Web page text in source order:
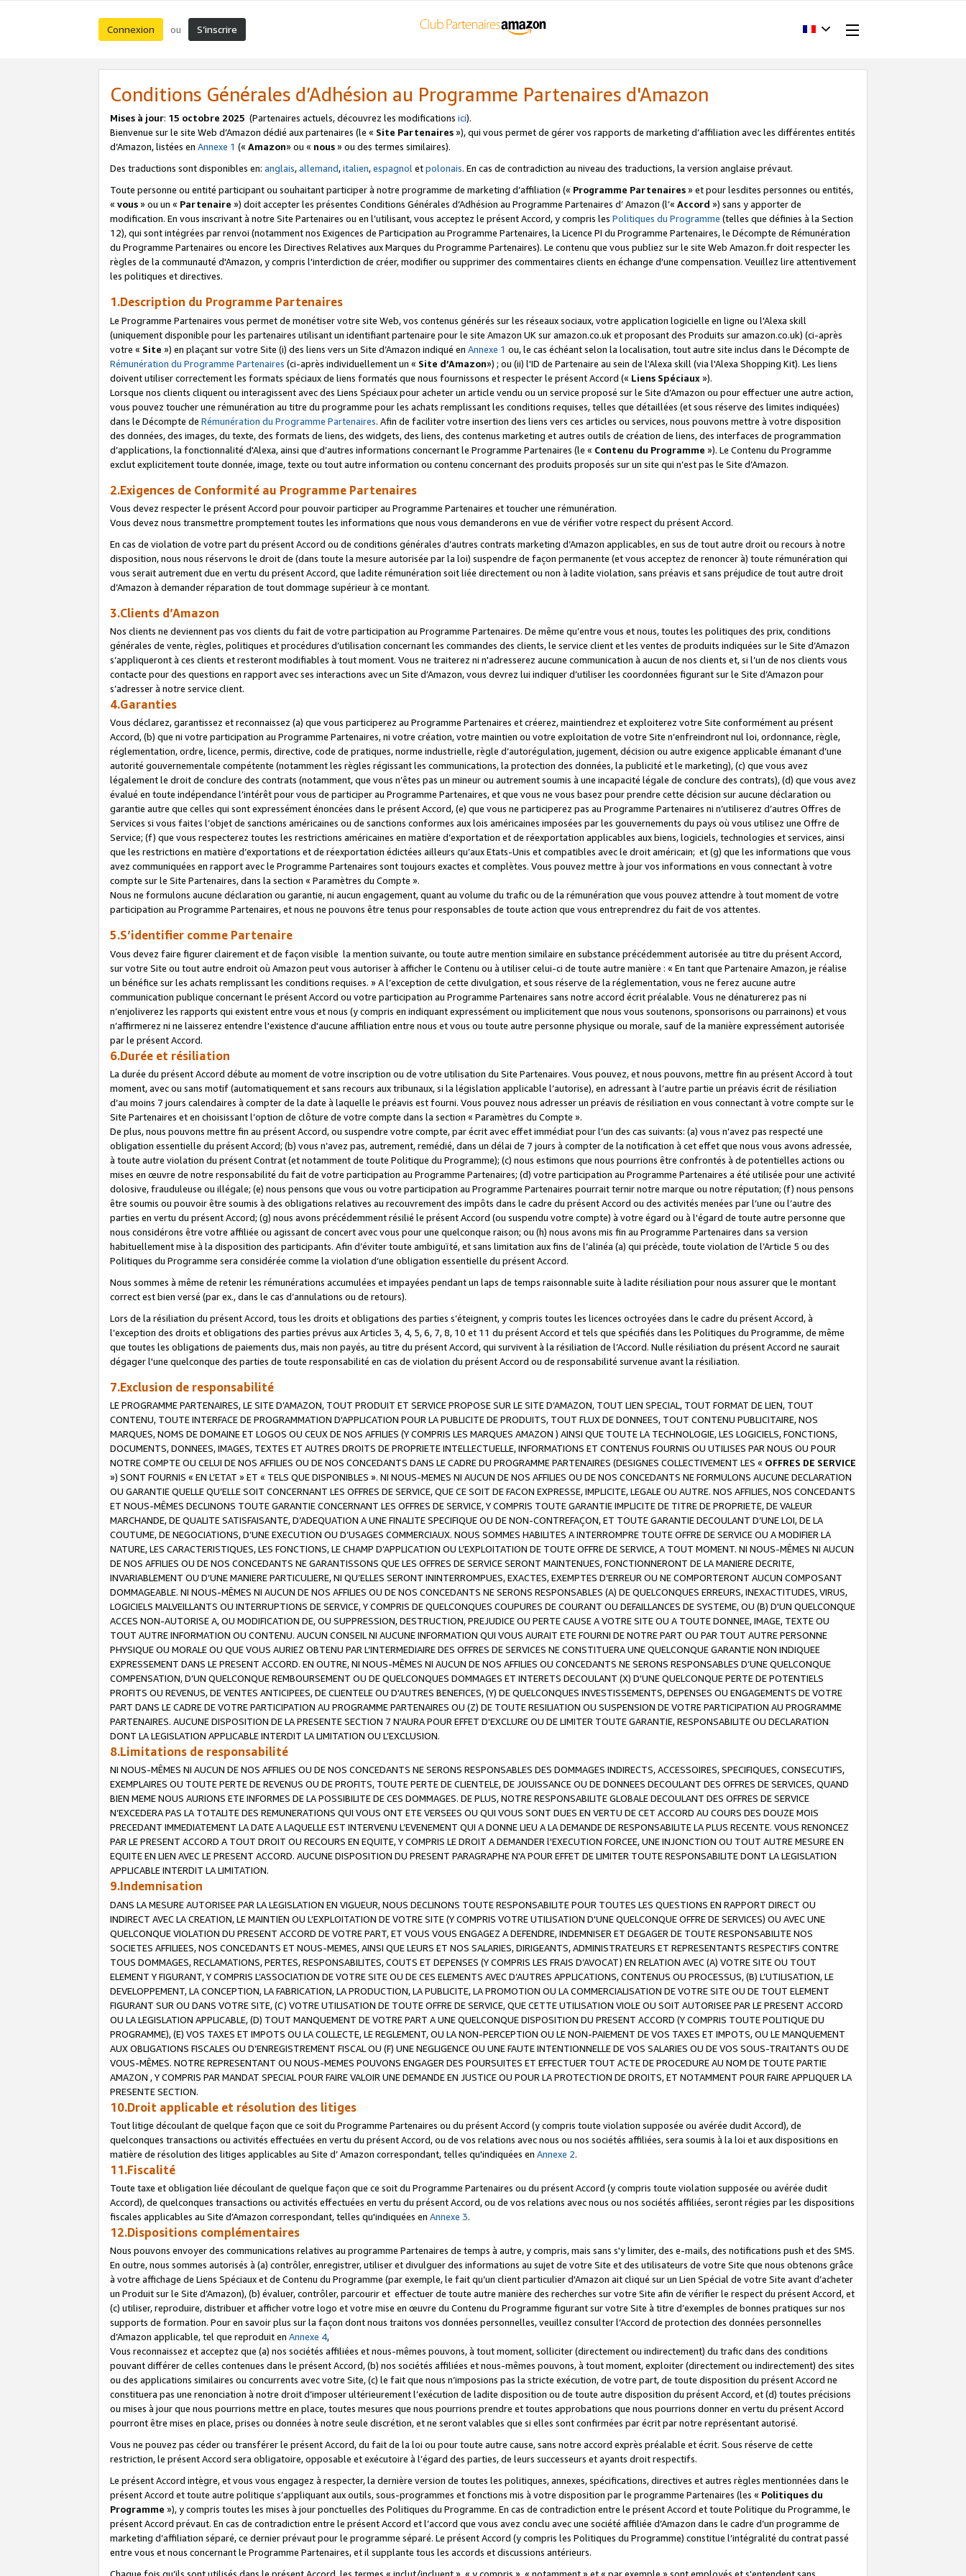
Connexion ou S’inscrire
Conditions Générales d’Adhésion au Programme Partenaires d'Amazon
Mises à jour: 15 octobre 2025 (Partenaires actuels, découvrez les modifications ici).
Bienvenue sur le site Web d’Amazon dédié aux partenaires (le « Site Partenaires»), qui vous permet de gérer vos rapports de marketing d’affiliation avec les différentes entités
d’Amazon, listées en Annexe 1 (« Amazon» ou « nous» ou des termes similaires).
Des traductions sont disponibles en: anglais,allemand,italien,espagnoletpolonais. En cas de contradiction au niveau des traductions, la version anglaise prévaut.
Toute personne ou entité participant ou souhaitant participer à notre programme de marketing d’affiliation (« Programme Partenaires» et pour lesdites personnes ou entités,
« vous» ou un « Partenaire ») doit accepter les présentes Conditions Générales d’Adhésion au Programme Partenaires d’ Amazon (l’« Accord ») sans y apporter de
modification. En vous inscrivant à notre Site Partenaires ou en l’utilisant, vous acceptez le présent Accord, y compris les Politiques du Programme (telles que définies à la Section
12), qui sont intégrées par renvoi (notamment nos Exigences de Participation au Programme Partenaires, la Licence PI du Programme Partenaires, le Décompte de Rémunération
du Programme Partenaires ou encore les Directives Relatives aux Marques du Programme Partenaires). Le contenu que vous publiez sur le site Web Amazon.fr doit respecter les
règles de la communauté d'Amazon, y compris l'interdiction de créer, modifier ou supprimer des commentaires clients en échange d'une compensation. Veuillez lire attentivement
les politiques et directives.
1.Description du Programme Partenaires
Le Programme Partenaires vous permet de monétiser votre site Web, vos contenus générés sur les réseaux sociaux, votre application logicielle en ligne ou l'Alexa skill
(uniquement disponible pour les partenaires utilisant un identifiant partenaire pour le site Amazon UK sur amazon.co.uk et proposant des Produits sur amazon.co.uk) (ci-après
votre « Site ») en plaçant sur votre Site (i) des liens vers un Site d’Amazon indiqué en Annexe 1 ou, le cas échéant selon la localisation, tout autre site inclus dans le Décompte de
Rémunération du Programme Partenaires (ci-après individuellement un « Site d’Amazon») ; ou (ii) l'ID de Partenaire au sein de l'Alexa skill (via l'Alexa Shopping Kit). Les liens
doivent utiliser correctement les formats spéciaux de liens formatés que nous fournissons et respecter le présent Accord (« Liens Spéciaux»).
Lorsque nos clients cliquent ou interagissent avec des Liens Spéciaux pour acheter un article vendu ou un service proposé sur le Site d’Amazon ou pour effectuer une autre action,
vous pouvez toucher une rémunération au titre du programme pour les achats remplissant les conditions requises, telles que détaillées (et sous réserve des limites indiquées)
dans le Décompte de Rémunération du Programme Partenaires. Afin de faciliter votre insertion des liens vers ces articles ou services, nous pouvons mettre à votre disposition
des données, des images, du texte, des formats de liens, des widgets, des liens, des contenus marketing et autres outils de création de liens, des interfaces de programmation
d’applications, la fonctionnalité d'Alexa, ainsi que d’autres informations concernant le Programme Partenaires (le « Contenu du Programme »). Le Contenu du Programme
exclut explicitement toute donnée, image, texte ou tout autre information ou contenu concernant des produits proposés sur un site qui n’est pas le Site d’Amazon.
2.Exigences de Conformité au Programme Partenaires
Vous devez respecter le présent Accord pour pouvoir participer au Programme Partenaires et toucher une rémunération.
Vous devez nous transmettre promptement toutes les informations que nous vous demanderons en vue de vérifier votre respect du présent Accord.
En cas de violation de votre part du présent Accord ou de conditions générales d’autres contrats marketing d’Amazon applicables, en sus de tout autre droit ou recours à notre
disposition, nous nous réservons le droit de (dans toute la mesure autorisée par la loi) suspendre de façon permanente (et vous acceptez de renoncer à) toute rémunération qui
vous serait autrement due en vertu du présent Accord, que ladite rémunération soit liée directement ou non à ladite violation, sans préavis et sans préjudice de tout autre droit
d’Amazon à demander réparation de tout dommage supérieur à ce montant.
3.Clients d’Amazon
Nos clients ne deviennent pas vos clients du fait de votre participation au Programme Partenaires. De même qu’entre vous et nous, toutes les politiques des prix, conditions
générales de vente, règles, politiques et procédures d’utilisation concernant les commandes des clients, le service client et les ventes de produits indiquées sur le Site d’Amazon
s’appliqueront à ces clients et resteront modifiables à tout moment. Vous ne traiterez ni n'adresserez aucune communication à aucun de nos clients et, si l’un de nos clients vous
contacte pour des questions en rapport avec ses interactions avec un Site d’Amazon, vous devrez lui indiquer d’utiliser les coordonnées figurant sur le Site d’Amazon pour
s’adresser à notre service client.
4.Garanties
Vous déclarez, garantissez et reconnaissez (a) que vous participerez au Programme Partenaires et créerez, maintiendrez et exploiterez votre Site conformément au présent
Accord, (b) que ni votre participation au Programme Partenaires, ni votre création, votre maintien ou votre exploitation de votre Site n’enfreindront nul loi, ordonnance, règle,
réglementation, ordre, licence, permis, directive, code de pratiques, norme industrielle, règle d’autorégulation, jugement, décision ou autre exigence applicable émanant d’une
autorité gouvernementale compétente (notamment les règles régissant les communications, la protection des données, la publicité et le marketing), (c) que vous avez
légalement le droit de conclure des contrats (notamment, que vous n’êtes pas un mineur ou autrement soumis à une incapacité légale de conclure des contrats), (d) que vous avez
évalué en toute indépendance l’intérêt pour vous de participer au Programme Partenaires, et que vous ne vous basez pour prendre cette décision sur aucune déclaration ou
garantie autre que celles qui sont expressément énoncées dans le présent Accord, (e) que vous ne participerez pas au Programme Partenaires ni n’utiliserez d’autres Offres de
Services si vous faites l’objet de sanctions américaines ou de sanctions conformes aux lois américaines imposées par les gouvernements du pays où vous utilisez une Offre de
Service; (f) que vous respecterez toutes les restrictions américaines en matière d’exportation et de réexportation applicables aux biens, logiciels, technologies et services, ainsi
que les restrictions en matière d’exportations et de réexportation édictées ailleurs qu’aux Etats-Unis et compatibles avec le droit américain; et (g) que les informations que vous
avez communiquées en rapport avec le Programme Partenaires sont toujours exactes et complètes. Vous pouvez mettre à jour vos informations en vous connectant à votre
compte sur le Site Partenaires, dans la section « Paramètres du Compte ».
Nous ne formulons aucune déclaration ou garantie, ni aucun engagement, quant au volume du trafic ou de la rémunération que vous pouvez attendre à tout moment de votre
participation au Programme Partenaires, et nous ne pouvons être tenus pour responsables de toute action que vous entreprendrez du fait de vos attentes.
5.S’identifier comme Partenaire
Vous devez faire figurer clairement et de façon visible la mention suivante, ou toute autre mention similaire en substance précédemment autorisée au titre du présent Accord,
sur votre Site ou tout autre endroit où Amazon peut vous autoriser à afficher le Contenu ou à utiliser celui-ci de toute autre manière : « En tant que Partenaire Amazon, je réalise
un bénéfice sur les achats remplissant les conditions requises. » A l’exception de cette divulgation, et sous réserve de la réglementation, vous ne ferez aucune autre
communication publique concernant le présent Accord ou votre participation au Programme Partenaires sans notre accord écrit préalable. Vous ne dénaturerez pas ni
n’enjoliverez les rapports qui existent entre vous et nous (y compris en indiquant expressément ou implicitement que nous vous soutenons, sponsorisons ou parrainons) et vous
n’affirmerez ni ne laisserez entendre l'existence d'aucune affiliation entre nous et vous ou toute autre personne physique ou morale, sauf de la manière expressément autorisée
par le présent Accord.
6.Durée et résiliation
La durée du présent Accord débute au moment de votre inscription ou de votre utilisation du Site Partenaires. Vous pouvez, et nous pouvons, mettre fin au présent Accord à tout
moment, avec ou sans motif (automatiquement et sans recours aux tribunaux, si la législation applicable l’autorise), en adressant à l’autre partie un préavis écrit de résiliation
d’au moins 7 jours calendaires à compter de la date à laquelle le préavis est fourni. Vous pouvez nous adresser un préavis de résiliation en vous connectant à votre compte sur le
Site Partenaires et en choisissant l’option de clôture de votre compte dans la section « Paramètres du Compte ».
De plus, nous pouvons mettre fin au présent Accord, ou suspendre votre compte, par écrit avec effet immédiat pour l’un des cas suivants: (a) vous n’avez pas respecté une
obligation essentielle du présent Accord; (b) vous n’avez pas, autrement, remédié, dans un délai de 7 jours à compter de la notification à cet effet que nous vous avons adressée,
à toute autre violation du présent Contrat (et notamment de toute Politique du Programme); (c) nous estimons que nous pourrions être confrontés à de potentielles actions ou
mises en œuvre de notre responsabilité du fait de votre participation au Programme Partenaires; (d) votre participation au Programme Partenaires a été utilisée pour une activité
dolosive, frauduleuse ou illégale; (e) nous pensons que vous ou votre participation au Programme Partenaires pourrait ternir notre marque ou notre réputation; (f) nous pensons
être soumis ou pouvoir être soumis à des obligations relatives au recouvrement des impôts dans le cadre du présent Accord ou des activités menées par l’une ou l’autre des
parties en vertu du présent Accord; (g) nous avons précédemment résilié le présent Accord (ou suspendu votre compte) à votre égard ou à l'égard de toute autre personne que
nous considérons être votre affiliée ou agissant de concert avec vous pour une quelconque raison; ou (h) nous avons mis fin au Programme Partenaires dans sa version
habituellement mise à la disposition des participants. Afin d’éviter toute ambiguïté, et sans limitation aux fins de l’alinéa (a) qui précède, toute violation de l’Article 5 ou des
Politiques du Programme sera considérée comme la violation d’une obligation essentielle du présent Accord.
Nous sommes à même de retenir les rémunérations accumulées et impayées pendant un laps de temps raisonnable suite à ladite résiliation pour nous assurer que le montant
correct est bien versé (par ex., dans le cas d’annulations ou de retours).
Lors de la résiliation du présent Accord, tous les droits et obligations des parties s’éteignent, y compris toutes les licences octroyées dans le cadre du présent Accord, à
l’exception des droits et obligations des parties prévus aux Articles 3, 4, 5, 6, 7, 8, 10 et 11 du présent Accord et tels que spécifiés dans les Politiques du Programme, de même
que toutes les obligations de paiements dus, mais non payés, au titre du présent Accord, qui survivent à la résiliation de l’Accord. Nulle résiliation du présent Accord ne saurait
dégager l'une quelconque des parties de toute responsabilité en cas de violation du présent Accord ou de responsabilité survenue avant la résiliation.
7.Exclusion de responsabilité
LE PROGRAMME PARTENAIRES, LE SITE D’AMAZON, TOUT PRODUIT ET SERVICE PROPOSE SUR LE SITE D’AMAZON, TOUT LIEN SPECIAL, TOUT FORMAT DE LIEN, TOUT
CONTENU, TOUTE INTERFACE DE PROGRAMMATION D'APPLICATION POUR LA PUBLICITE DE PRODUITS, TOUT FLUX DE DONNEES, TOUT CONTENU PUBLICITAIRE, NOS
MARQUES, NOMS DE DOMAINE ET LOGOS OU CEUX DE NOS AFFILIES (Y COMPRIS LES MARQUES AMAZON ) AINSI QUE TOUTE LA TECHNOLOGIE, LES LOGICIELS, FONCTIONS,
DOCUMENTS, DONNEES, IMAGES, TEXTES ET AUTRES DROITS DE PROPRIETE INTELLECTUELLE, INFORMATIONS ET CONTENUS FOURNIS OU UTILISES PAR NOUS OU POUR
NOTRE COMPTE OU CELUI DE NOS AFFILIES OU DE NOS CONCEDANTS DANS LE CADRE DU PROGRAMME PARTENAIRES (DESIGNES COLLECTIVEMENT LES « OFFRES DE SERVICE
») SONT FOURNIS « EN L’ETAT » ET « TELS QUE DISPONIBLES ». NI NOUS-MEMES NI AUCUN DE NOS AFFILIES OU DE NOS CONCEDANTS NE FORMULONS AUCUNE DECLARATION
OU GARANTIE QUELLE QU’ELLE SOIT CONCERNANT LES OFFRES DE SERVICE, QUE CE SOIT DE FACON EXPRESSE, IMPLICITE, LEGALE OU AUTRE. NOS AFFILIES, NOS CONCEDANTS
ET NOUS-MÊMES DECLINONS TOUTE GARANTIE CONCERNANT LES OFFRES DE SERVICE, Y COMPRIS TOUTE GARANTIE IMPLICITE DE TITRE DE PROPRIETE, DE VALEUR
MARCHANDE, DE QUALITE SATISFAISANTE, D’ADEQUATION A UNE FINALITE SPECIFIQUE OU DE NON-CONTREFAÇON, ET TOUTE GARANTIE DECOULANT D’UNE LOI, DE LA
COUTUME, DE NEGOCIATIONS, D’UNE EXECUTION OU D’USAGES COMMERCIAUX. NOUS SOMMES HABILITES A INTERROMPRE TOUTE OFFRE DE SERVICE OU A MODIFIER LA
NATURE, LES CARACTERISTIQUES, LES FONCTIONS, LE CHAMP D’APPLICATION OU L’EXPLOITATION DE TOUTE OFFRE DE SERVICE, A TOUT MOMENT. NI NOUS-MÊMES NI AUCUN
DE NOS AFFILIES OU DE NOS CONCEDANTS NE GARANTISSONS QUE LES OFFRES DE SERVICE SERONT MAINTENUES, FONCTIONNERONT DE LA MANIERE DECRITE,
INVARIABLEMENT OU D’UNE MANIERE PARTICULIERE, NI QU’ELLES SERONT ININTERROMPUES, EXACTES, EXEMPTES D’ERREUR OU NE COMPORTERONT AUCUN COMPOSANT
DOMMAGEABLE. NI NOUS-MÊMES NI AUCUN DE NOS AFFILIES OU DE NOS CONCEDANTS NE SERONS RESPONSABLES (A) DE QUELCONQUES ERREURS, INEXACTITUDES, VIRUS,
LOGICIELS MALVEILLANTS OU INTERRUPTIONS DE SERVICE, Y COMPRIS DE QUELCONQUES COUPURES DE COURANT OU DEFAILLANCES DE SYSTEME, OU (B) D'UN QUELCONQUE
ACCES NON-AUTORISE A, OU MODIFICATION DE, OU SUPPRESSION, DESTRUCTION, PREJUDICE OU PERTE CAUSE A VOTRE SITE OU A TOUTE DONNEE, IMAGE, TEXTE OU
TOUT AUTRE INFORMATION OU CONTENU. AUCUN CONSEIL NI AUCUNE INFORMATION QUI VOUS AURAIT ETE FOURNI DE NOTRE PART OU PAR TOUT AUTRE PERSONNE
PHYSIQUE OU MORALE OU QUE VOUS AURIEZ OBTENU PAR L’INTERMEDIAIRE DES OFFRES DE SERVICES NE CONSTITUERA UNE QUELCONQUE GARANTIE NON INDIQUEE
EXPRESSEMENT DANS LE PRESENT ACCORD. EN OUTRE, NI NOUS-MÊMES NI AUCUN DE NOS AFFILIES OU CONCEDANTS NE SERONS RESPONSABLES D’UNE QUELCONQUE
COMPENSATION, D’UN QUELCONQUE REMBOURSEMENT OU DE QUELCONQUES DOMMAGES ET INTERETS DECOULANT (X) D'UNE QUELCONQUE PERTE DE POTENTIELS
PROFITS OU REVENUS, DE VENTES ANTICIPEES, DE CLIENTELE OU D'AUTRES BENEFICES, (Y) DE QUELCONQUES INVESTISSEMENTS, DEPENSES OU ENGAGEMENTS DE VOTRE
PART DANS LE CADRE DE VOTRE PARTICIPATION AU PROGRAMME PARTENAIRES OU (Z) DE TOUTE RESILIATION OU SUSPENSION DE VOTRE PARTICIPATION AU PROGRAMME
PARTENAIRES. AUCUNE DISPOSITION DE LA PRESENTE SECTION 7 N'AURA POUR EFFET D'EXCLURE OU DE LIMITER TOUTE GARANTIE, RESPONSABILITE OU DECLARATION
DONT LA LEGISLATION APPLICABLE INTERDIT LA LIMITATION OU L’EXCLUSION.
8.Limitations de responsabilité
NI NOUS-MÊMES NI AUCUN DE NOS AFFILIES OU DE NOS CONCEDANTS NE SERONS RESPONSABLES DES DOMMAGES INDIRECTS, ACCESSOIRES, SPECIFIQUES, CONSECUTIFS,
EXEMPLAIRES OU TOUTE PERTE DE REVENUS OU DE PROFITS, TOUTE PERTE DE CLIENTELE, DE JOUISSANCE OU DE DONNEES DECOULANT DES OFFRES DE SERVICES, QUAND
BIEN MEME NOUS AURIONS ETE INFORMES DE LA POSSIBILITE DE CES DOMMAGES. DE PLUS, NOTRE RESPONSABILITE GLOBALE DECOULANT DES OFFRES DE SERVICE
N’EXCEDERA PAS LA TOTALITE DES REMUNERATIONS QUI VOUS ONT ETE VERSEES OU QUI VOUS SONT DUES EN VERTU DE CET ACCORD AU COURS DES DOUZE MOIS
PRECEDANT IMMEDIATEMENT LA DATE A LAQUELLE EST INTERVENU L’EVENEMENT QUI A DONNE LIEU A LA DEMANDE DE RESPONSABILITE LA PLUS RECENTE. VOUS RENONCEZ
PAR LE PRESENT ACCORD A TOUT DROIT OU RECOURS EN EQUITE, Y COMPRIS LE DROIT A DEMANDER l'EXECUTION FORCEE, UNE INJONCTION OU TOUT AUTRE MESURE EN
EQUITE EN LIEN AVEC LE PRESENT ACCORD. AUCUNE DISPOSITION DU PRESENT PARAGRAPHE N'A POUR EFFET DE LIMITER TOUTE RESPONSABILITE DONT LA LEGISLATION
APPLICABLE INTERDIT LA LIMITATION.
9.Indemnisation
DANS LA MESURE AUTORISEE PAR LA LEGISLATION EN VIGUEUR, NOUS DECLINONS TOUTE RESPONSABILITE POUR TOUTES LES QUESTIONS EN RAPPORT DIRECT OU
INDIRECT AVEC LA CREATION, LE MAINTIEN OU L’EXPLOITATION DE VOTRE SITE (Y COMPRIS VOTRE UTILISATION D'UNE QUELCONQUE OFFRE DE SERVICES) OU AVEC UNE
QUELCONQUE VIOLATION DU PRESENT ACCORD DE VOTRE PART, ET VOUS VOUS ENGAGEZ A DEFENDRE, INDEMNISER ET DEGAGER DE TOUTE RESPONSABILITE NOS
SOCIETES AFFILIEES, NOS CONCEDANTS ET NOUS-MEMES, AINSI QUE LEURS ET NOS SALARIES, DIRIGEANTS, ADMINISTRATEURS ET REPRESENTANTS RESPECTIFS CONTRE
TOUS DOMMAGES, RECLAMATIONS, PERTES, RESPONSABILITES, COUTS ET DEPENSES (Y COMPRIS LES FRAIS D’AVOCAT) EN RELATION AVEC (A) VOTRE SITE OU TOUT
ELEMENT Y FIGURANT, Y COMPRIS L’ASSOCIATION DE VOTRE SITE OU DE CES ELEMENTS AVEC D’AUTRES APPLICATIONS, CONTENUS OU PROCESSUS, (B) L’UTILISATION, LE
DEVELOPPEMENT, LA CONCEPTION, LA FABRICATION, LA PRODUCTION, LA PUBLICITE, LA PROMOTION OU LA COMMERCIALISATION DE VOTRE SITE OU DE TOUT ELEMENT
FIGURANT SUR OU DANS VOTRE SITE, (C) VOTRE UTILISATION DE TOUTE OFFRE DE SERVICE, QUE CETTE UTILISATION VIOLE OU SOIT AUTORISEE PAR LE PRESENT ACCORD
OU LA LEGISLATION APPLICABLE, (D) TOUT MANQUEMENT DE VOTRE PART A UNE QUELCONQUE DISPOSITION DU PRESENT ACCORD (Y COMPRIS TOUTE POLITIQUE DU
PROGRAMME), (E) VOS TAXES ET IMPOTS OU LA COLLECTE, LE REGLEMENT, OU LA NON-PERCEPTION OU LE NON-PAIEMENT DE VOS TAXES ET IMPOTS, OU LE MANQUEMENT
AUX OBLIGATIONS FISCALES OU D’ENREGISTREMENT FISCAL OU (F) UNE NEGLIGENCE OU UNE FAUTE INTENTIONNELLE DE VOS SALARIES OU DE VOS SOUS-TRAITANTS OU DE
VOUS-MÊMES. NOTRE REPRESENTANT OU NOUS-MEMES POUVONS ENGAGER DES POURSUITES ET EFFECTUER TOUT ACTE DE PROCEDURE AU NOM DE TOUTE PARTIE
AMAZON , Y COMPRIS PAR MANDAT SPECIAL POUR FAIRE VALOIR UNE DEMANDE EN JUSTICE OU POUR LA PROTECTION DE DROITS, ET NOTAMMENT POUR FAIRE APPLIQUER LA
PRESENTE SECTION.
10.Droit applicable et résolution des litiges
Tout litige découlant de quelque façon que ce soit du Programme Partenaires ou du présent Accord (y compris toute violation supposée ou avérée dudit Accord), de
quelconques transactions ou activités effectuées en vertu du présent Accord, ou de vos relations avec nous ou nos sociétés affiliées, sera soumis à la loi et aux dispositions en
matière de résolution des litiges applicables au Site d’ Amazon correspondant, telles qu'indiquées en Annexe 2.
11.Fiscalité
Toute taxe et obligation liée découlant de quelque façon que ce soit du Programme Partenaires ou du présent Accord (y compris toute violation supposée ou avérée dudit
Accord), de quelconques transactions ou activités effectuées en vertu du présent Accord, ou de vos relations avec nous ou nos sociétés affiliées, seront régies par les dispositions
fiscales applicables au Site d’Amazon correspondant, telles qu'indiquées en Annexe 3.
12.Dispositions complémentaires
Nous pouvons envoyer des communications relatives au programme Partenaires de temps à autre, y compris, mais sans s'y limiter, des e-mails, des notifications push et des SMS.
En outre, nous sommes autorisés à (a) contrôler, enregistrer, utiliser et divulguer des informations au sujet de votre Site et des utilisateurs de votre Site que nous obtenons grâce
à votre affichage de Liens Spéciaux et de Contenu du Programme (par exemple, le fait qu’un client particulier d'Amazon ait cliqué sur un Lien Spécial de votre Site avant d’acheter
un Produit sur le Site d’Amazon), (b) évaluer, contrôler, parcourir et effectuer de toute autre manière des recherches sur votre Site afin de vérifier le respect du présent Accord, et
(c) utiliser, reproduire, distribuer et afficher votre logo et votre mise en œuvre du Contenu du Programme figurant sur votre Site à titre d’exemples de bonnes pratiques sur nos
supports de formation. Pour en savoir plus sur la façon dont nous traitons vos données personnelles, veuillez consulter l’Accord de protection des données personnelles
d’Amazon applicable, tel que reproduit en Annexe 4,
Vous reconnaissez et acceptez que (a) nos sociétés affiliées et nous-mêmes pouvons, à tout moment, solliciter (directement ou indirectement) du trafic dans des conditions
pouvant différer de celles contenues dans le présent Accord, (b) nos sociétés affiliées et nous-mêmes pouvons, à tout moment, exploiter (directement ou indirectement) des sites
ou des applications similaires ou concurrents avec votre Site, (c) le fait que nous n’imposions pas la stricte exécution, de votre part, de toute disposition du présent Accord ne
constituera pas une renonciation à notre droit d’imposer ultérieurement l’exécution de ladite disposition ou de toute autre disposition du présent Accord, et (d) toutes précisions
ou mises à jour que nous pourrions mettre en place, toutes mesures que nous pourrions prendre et toutes approbations que nous pourrions donner en vertu du présent Accord
pourront être mises en place, prises ou données à notre seule discrétion, et ne seront valables que si elles sont confirmées par écrit par notre représentant autorisé.
Vous ne pouvez pas céder ou transférer le présent Accord, du fait de la loi ou pour toute autre cause, sans notre accord exprès préalable et écrit. Sous réserve de cette
restriction, le présent Accord sera obligatoire, opposable et exécutoire à l’égard des parties, de leurs successeurs et ayants droit respectifs.
Le présent Accord intègre, et vous vous engagez à respecter, la dernière version de toutes les politiques, annexes, spécifications, directives et autres règles mentionnées dans le
présent Accord et toute autre politique s’appliquant aux outils, sous-programmes et fonctions mis à votre disposition par le programme Partenaires (les « Politiques du
Programme »), y compris toutes les mises à jour ponctuelles des Politiques du Programme. En cas de contradiction entre le présent Accord et toute Politique du Programme, le
présent Accord prévaut. En cas de contradiction entre le présent Accord et l’accord que vous avez conclu avec une société affiliée d’Amazon dans le cadre d’un programme de
marketing d’affiliation séparé, ce dernier prévaut pour le programme séparé. Le présent Accord (y compris les Politiques du Programme) constitue l’intégralité du contrat passé
entre vous et nous concernant le Programme Partenaires, et il supplante tous les accords et discussions antérieurs.